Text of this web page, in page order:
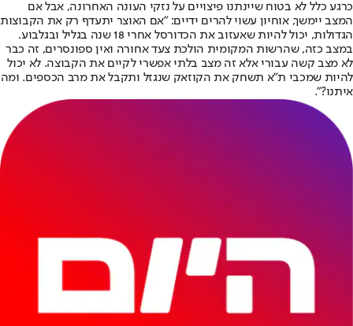
כרגע כלל לא בטוח שיינתנו פיצויים על נזקי העונה האחרונה, אבל אם
המצב יימשך, אוחיון עשוי להרים ידיים: "אם האוצר יתעדף רק את הקבוצות
הגדולות, יכול להיות שאעזוב את הכדורסל אחרי 18 שנה בגליל ובגלבוע.
במצב כזה, שהרשות המקומית הולכת צעד אחורה ואין ספונסרים, זה כבר
לא מצב קשה עבורי אלא זה מצב בלתי אפשרי לקיים את הקבוצה. לא יכול
להיות שמכבי ת"א תשחק את הקוזאק שנגזל ותקבל את מרב הכספים. ומה
איתנו?".